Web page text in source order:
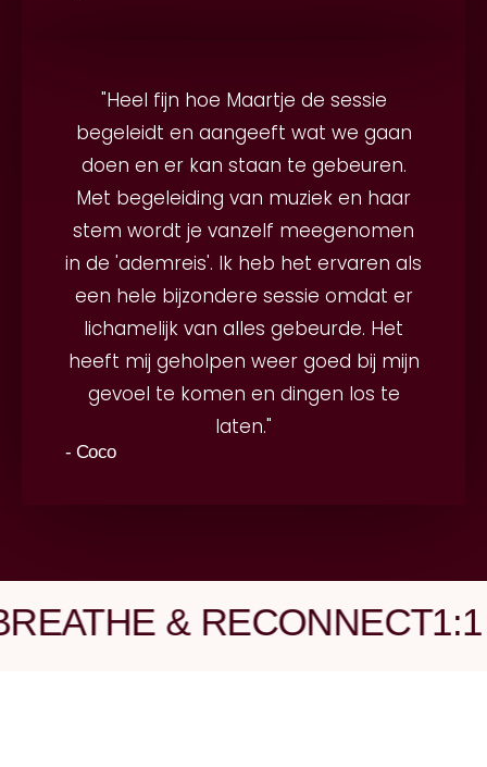
"Heel fijn hoe Maartje de sessie
begeleidt en aangeeft wat we gaan
doen en er kan staan te gebeuren.
Met begeleiding van muziek en haar
stem wordt je vanzelf meegenomen
in de 'ademreis'. Ik heb het ervaren als
een hele bijzondere sessie omdat er
lichamelijk van alles gebeurde. Het
heeft mij geholpen weer goed bij mijn
gevoel te komen en dingen los te
laten."
- Coco
& RECONNECT1:1